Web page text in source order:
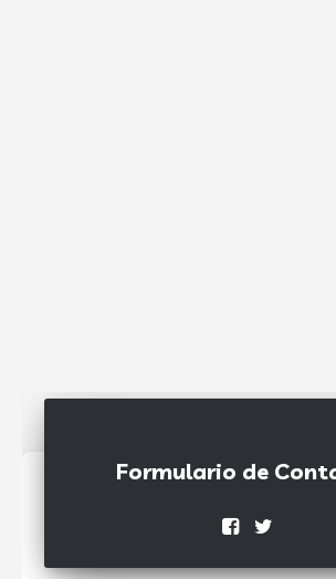
Formulario de